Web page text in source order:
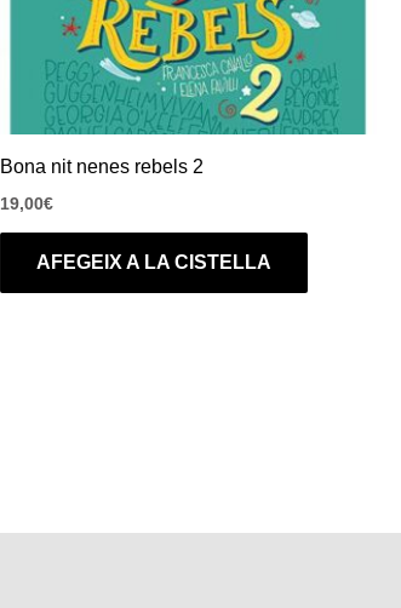
Bona nit nenes rebels 2
19,00€
AFEGEIX A LA CISTELLA